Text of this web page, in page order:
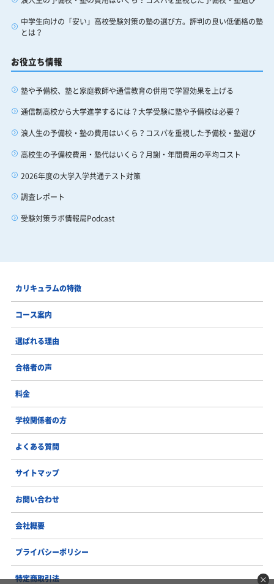
中学生向けの「安い」高校受験対策の塾の選び方。評判の良い低価格の塾
とは？
お役立ち情報
塾や予備校、塾と家庭教師や通信教育の併用で学習効果を上げる
通信制高校から大学進学するには？大学受験に塾や予備校は必要？
浪人生の予備校・塾の費用はいくら？コスパを重視した予備校・塾選び
高校生の予備校費用・塾代はいくら？月謝・年間費用の平均コスト
2026年度の大学入学共通テスト対策
調査レポート
受験対策ラボ情報局Podcast
カリキュラムの特徴
コース案内
選ばれる理由
合格者の声
料金
学校関係者の方
よくある質問
サイトマップ
お問い合わせ
会社概要
プライバシーポリシー
特定商取引法